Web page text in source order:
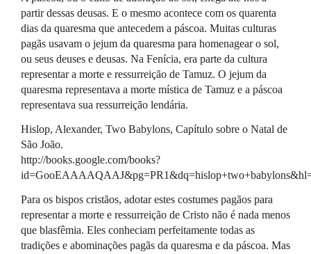
partir dessas deusas. E o mesmo acontece com os quarenta
dias da quaresma que antecedem a páscoa. Muitas culturas
pagãs usavam o jejum da quaresma para homenagear o sol,
ou seus deuses e deusas. Na Fenícia, era parte da cultura
representar a morte e ressurreição de Tamuz. O jejum da
quaresma representava a morte mística de Tamuz e a páscoa
representava sua ressurreição lendária.
Hislop, Alexander, Two Babylons, Capítulo sobre o Natal de
São João.
http://books.google.com/books?
Para os bispos cristãos, adotar estes costumes pagãos para
representar a morte e ressurreição de Cristo não é nada menos
que blasfêmia. Eles conheciam perfeitamente todas as
tradições e abominações pagãs da quaresma e da páscoa. Mas